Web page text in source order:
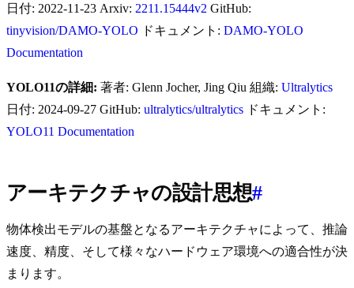
日付: 2022-11-23 Arxiv: 2211.15444v2 GitHub:
tinyvision/DAMO-YOLO ドキュメント: DAMO-YOLO
Documentation
YOLO11の詳細: 著者: Glenn Jocher, Jing Qiu 組織: Ultralytics
日付: 2024-09-27 GitHub: ultralytics/ultralytics ドキュメント:
YOLO11 Documentation
アーキテクチャの設計思想#
物体検出モデルの基盤となるアーキテクチャによって、推論
速度、精度、そして様々なハードウェア環境への適合性が決
まります。